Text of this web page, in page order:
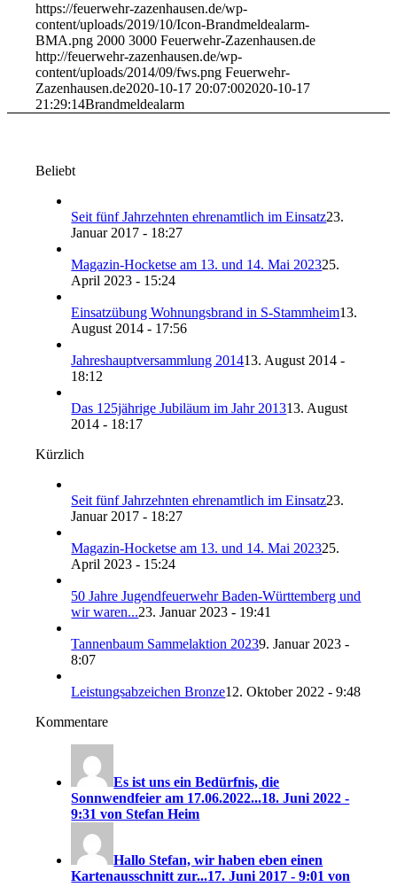
https://feuerwehr-zazenhausen.de/wp-
content/uploads/2019/10/Icon-Brandmeldealarm-
BMA.png 2000 3000 Feuerwehr-Zazenhausen.de
http://feuerwehr-zazenhausen.de/wp-
content/uploads/2014/09/fws.png Feuerwehr-
Zazenhausen.de2020-10-17 20:07:002020-10-17
21:29:14Brandmeldealarm
Beliebt
Seit fünf Jahrzehnten ehrenamtlich im Einsatz23.
Januar 2017 - 18:27
Magazin-Hocketse am 13. und 14. Mai 202325.
April 2023 - 15:24
Einsatzübung Wohnungsbrand in S-Stammheim13.
August 2014 - 17:56
Jahreshauptversammlung 201413. August 2014 -
18:12
Das 125jährige Jubiläum im Jahr 201313. August
2014 - 18:17
Kürzlich
Seit fünf Jahrzehnten ehrenamtlich im Einsatz23.
Januar 2017 - 18:27
Magazin-Hocketse am 13. und 14. Mai 202325.
April 2023 - 15:24
50 Jahre Jugendfeuerwehr Baden-Württemberg und
wir waren...23. Januar 2023 - 19:41
Tannenbaum Sammelaktion 20239. Januar 2023 -
8:07
Leistungsabzeichen Bronze12. Oktober 2022 - 9:48
Kommentare
Es ist uns ein Bedürfnis, die
Sonnwendfeier am 17.06.2022...18. Juni 2022 -
9:31 von Stefan Heim
Hallo Stefan, wir haben eben einen
Kartenausschnitt zur...17. Juni 2017 - 9:01 von